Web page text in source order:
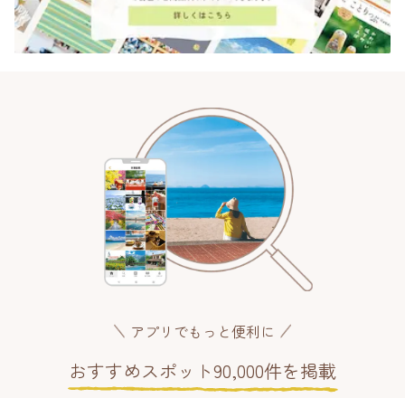
アプリでもっと便利に
おすすめスポット90,000件を掲載